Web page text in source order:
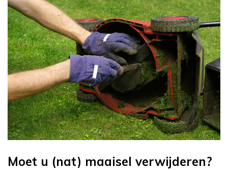
Moet u (nat) maaisel verwijderen?